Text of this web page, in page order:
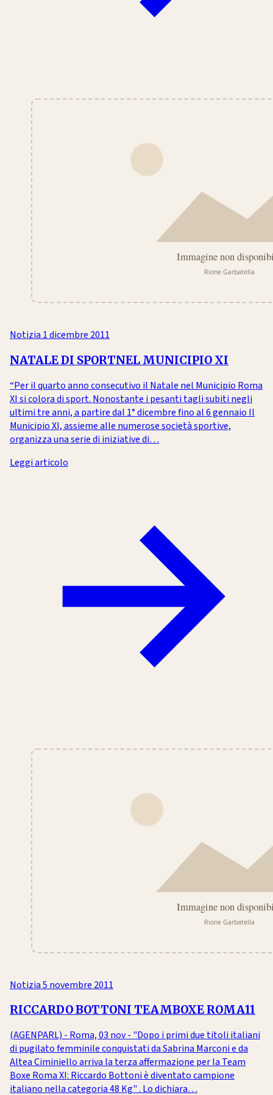
Notizia 1 dicembre 2011
NATALE DI SPORTNEL MUNICIPIO XI
“Per il quarto anno consecutivo il Natale nel Municipio Roma
XI si colora di sport. Nonostante i pesanti tagli subiti negli
ultimi tre anni, a partire dal 1° dicembre fino al 6 gennaio Il
Municipio XI, assieme alle numerose società sportive,
organizza una serie di iniziative di…
Leggi articolo
Notizia5 novembre 2011
RICCARDO BOTTONI TEAMBOXE ROMA11
(AGENPARL) - Roma, 03 nov - "Dopo i primi due titoli italiani
di pugilato femminile conquistati da Sabrina Marconi e da
Altea Ciminiello arriva la terza affermazione per la Team
Boxe Roma XI: Riccardo Bottoni è diventato campione
italiano nella categoria 48 Kg" . Lo dichiara…